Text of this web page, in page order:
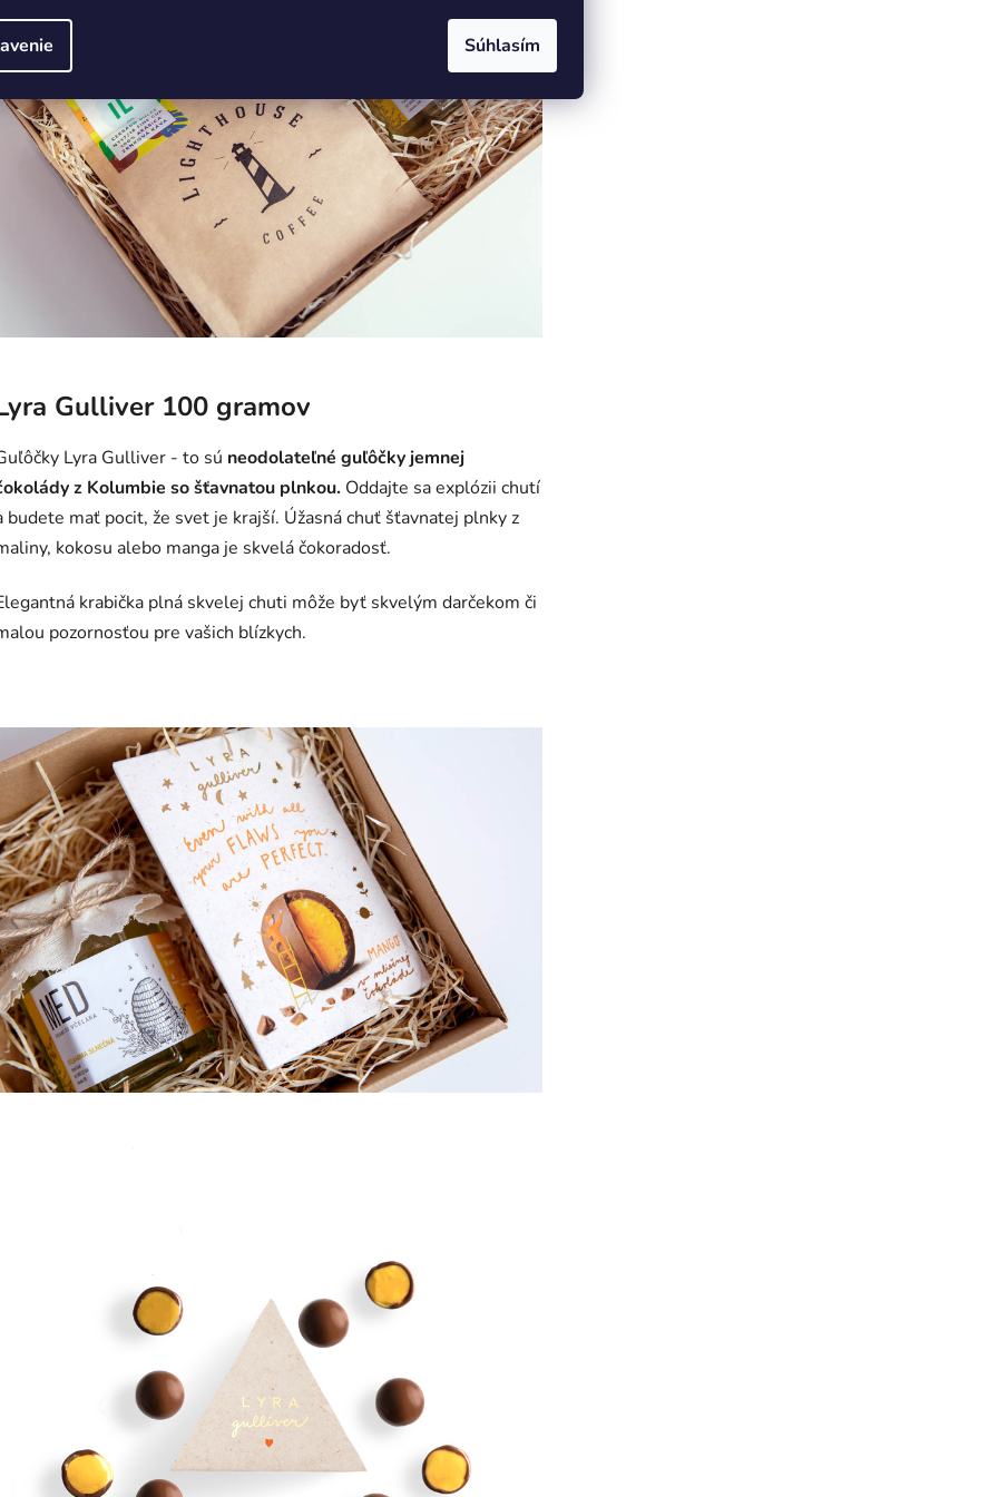
Súhlasím
Gulliver 100 gramov
Lyra Gulliver - to sú neodolateľné guľôčky jemnej
z Kolumbie so šťavnatou plnkou. Oddajte sa explózii chutí
budete mať pocit, že svet je krajší. Úžasná chuť šťavnatej plnky z
kokosu alebo manga je skvelá čokoradosť.
krabička plná skvelej chuti môže byť skvelým darčekom či
pozornosťou pre vašich blízkych.